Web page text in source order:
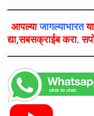
आपल्याजागल्याभारत
द्या,सबसक्राईब करा.